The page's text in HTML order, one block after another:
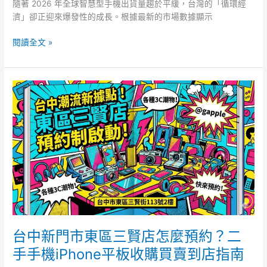
e
b
o
o
k
er bl
r
隨著 2026 年全球智慧型手機出貨量趨於平緩，台灣的「循環經
濟」卻正迎來爆發性的成長。根據最新的市場數據顯示
與
價
分
閱讀全文 »
台中新門市東區三賢店怎麼預約？二
手手機iPhone平板收購買賣到店指南
台
中
新
門
市
東
區
三
賢
店
怎
麼
預
約？